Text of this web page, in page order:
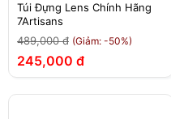
Túi Đựng Lens Chính Hãng
7Artisans
489,000 đ (Giảm: -50%)
245,000 đ